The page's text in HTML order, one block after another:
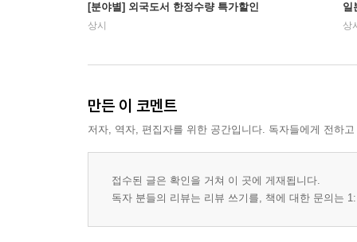
[분야별] 외국도서 한정수량 특가할인
상시
일
상
만든 이 코멘트
저자, 역자, 편집자를 위한 공간입니다. 독자들에게 전하
접수된 글은 확인을 거쳐 이 곳에 게재됩니다.
독자 분들의 리뷰는 리뷰 쓰기를, 책에 대한 문의는